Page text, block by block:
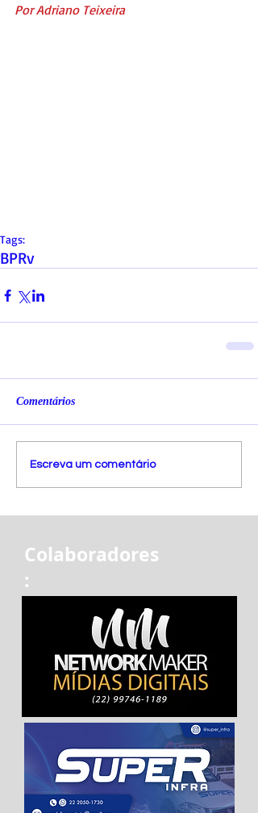
Por Adriano Teixeira
Tags:
BPRv
Comentários
Escreva um comentário
Colaboradores
: